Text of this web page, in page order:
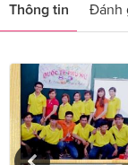
Thông tin Đánh